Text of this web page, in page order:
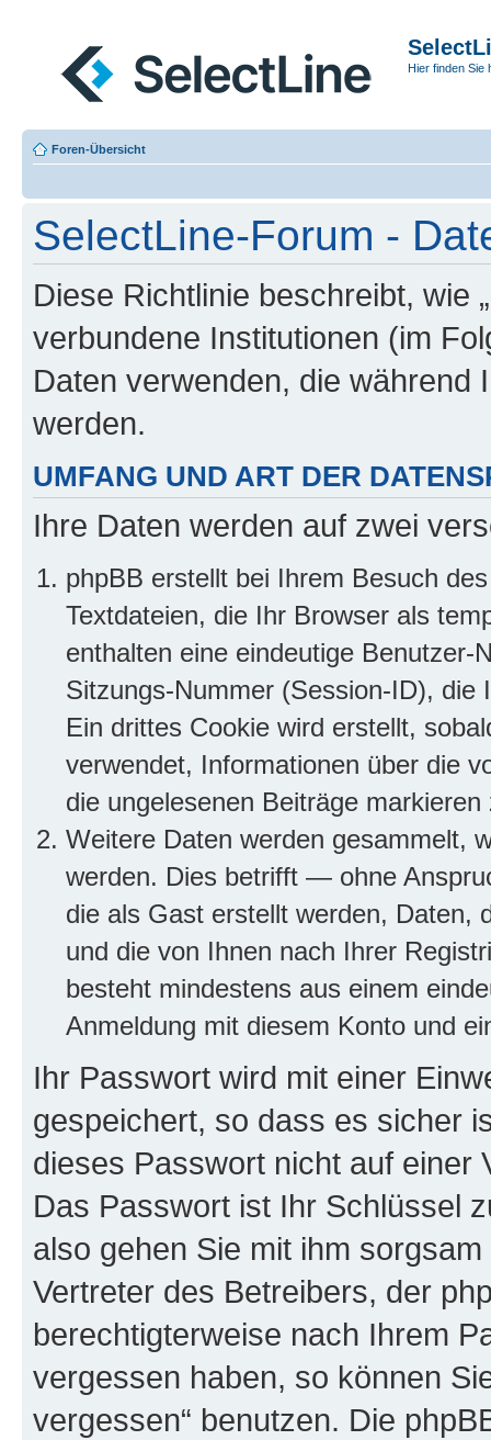
Hier finden Sie
Foren-Übersicht
SelectLine-Forum -
Diese Richtlinie beschreibt, wie
verbundene Institutionen (im
Daten verwenden, die während
werden.
UMFANG UND ART DER
Ihre Daten werden auf zwei
phpBB erstellt bei Ihrem Besuch
Textdateien, die Ihr Browser als
enthalten eine eindeutige
Sitzungs-Nummer (Session-ID), die
Ein drittes Cookie wird erstellt,
verwendet, Informationen über die
die ungelesenen Beiträge markieren
Weitere Daten werden gesammelt,
werden. Dies betrifft — ohne
die als Gast erstellt werden, Daten,
und die von Ihnen nach Ihrer
besteht mindestens aus einem
Anmeldung mit diesem Konto und
Ihr Passwort wird mit einer
gespeichert, so dass es sicher
dieses Passwort nicht auf einer
Das Passwort ist Ihr Schlüssel
also gehen Sie mit ihm
Vertreter des Betreibers, der
berechtigterweise nach Ihrem
vergessen haben, so können
vergessen“ benutzen. Die